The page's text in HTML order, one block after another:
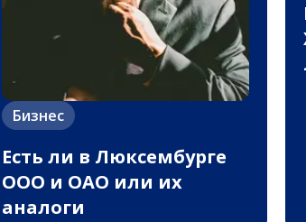
Бизнес
Есть ли в Люксембурге
ООО и ОАО или их
аналоги